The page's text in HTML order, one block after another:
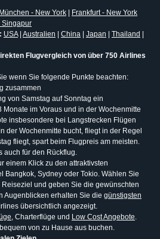
München - New York
Frankfurt - New York
Singapur
USA| Australien China Japan Thailand
Flugvergleich von über 750 Airlines
wenn Sie folgende Punkte beachten:
zusammen
von Samstag auf Sonntag ein
im Voraus und in der Wochenmitte
insbesondere bei Langstrecken Flügen
der Wochenmitte bucht, fliegt in der Regel
fliegt, spart beim Flugpreis am meisten.
auch für den Rückflug.
einem Klick zu den attraktivsten
Bangkok, Sydney oder Tokio. Wählen Sie
und geben Sie die gewünschten
Augenblicken erhalten Sie die günstigsten
übersichtlich angezeigt.
, Charterflüge und Low Cost Angebote.
von zu Hause aus buchen.